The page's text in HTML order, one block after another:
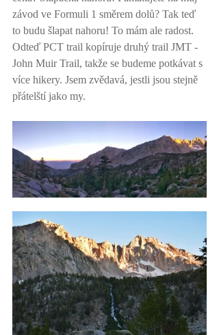
závod ve Formuli 1 směrem dolů? Tak teď
to budu šlapat nahoru! To mám ale radost.
Odteď PCT trail kopíruje druhý trail JMT -
John Muir Trail, takže se budeme potkávat s
více hikery. Jsem zvědavá, jestli jsou stejně
přátelští jako my.